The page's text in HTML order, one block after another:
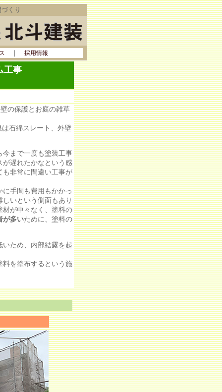
くり
｜ 採用情報
工事
の保護とお庭の雑草
石綿スレート、外壁
まで一度も塗装工事
が遅れたかなという感
も非常に間違い工事が
手間も費用もかかっ
いという側面もあり
材が中々なく、塗料の
が多いために、塗料の
ため、内部結露を起
を塗布するという施